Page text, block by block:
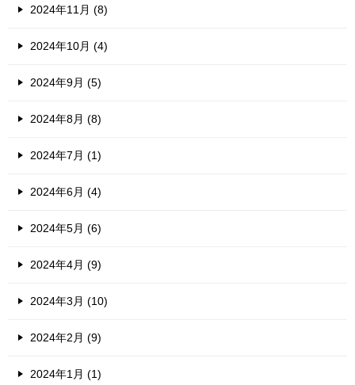
2024年11月 (8)
2024年10月 (4)
2024年9月 (5)
2024年8月 (8)
2024年7月 (1)
2024年6月 (4)
2024年5月 (6)
2024年4月 (9)
2024年3月 (10)
2024年2月 (9)
2024年1月 (1)